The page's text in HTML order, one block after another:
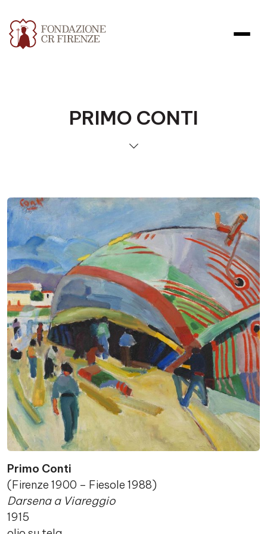
PRIMO CONTI
Primo Conti
(Firenze 1900 – Fiesole 1988)
Darsena a Viareggio
1915